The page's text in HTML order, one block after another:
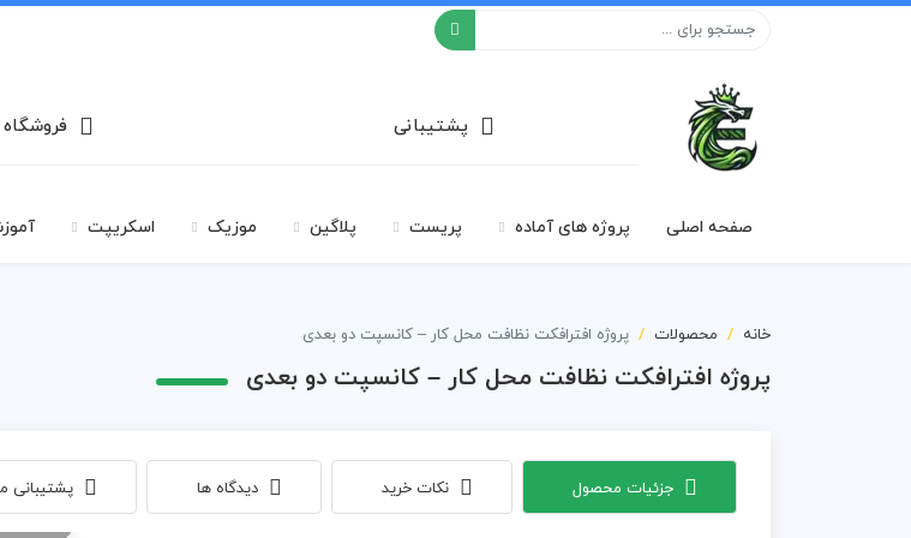
پشتیبانی فروشگاه
صفحه اصلی پروژه های آماده پریست پلاگین موزیک اسکریپت
خانه محصولات پروژه افترافکت نظافت محل کار – کانسپت دو بعدی
پروژه افترافکت نظافت محل کار – کانسپت دو بعدی
جزئیات محصول نکات خرید دیدگاه ها پشتیبانی